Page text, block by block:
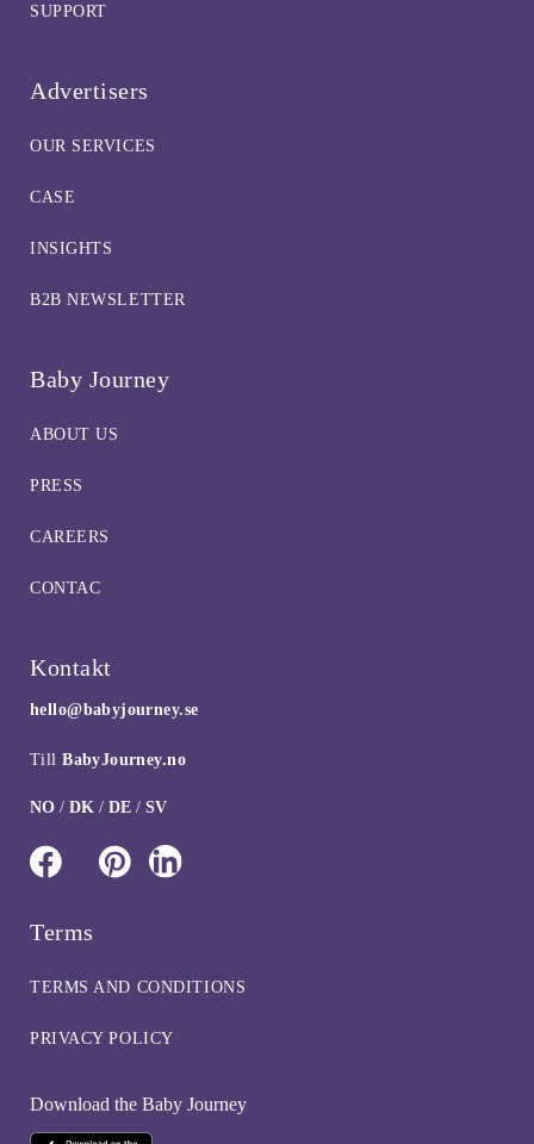
SUPPORT
Advertisers
OUR SERVICES
CASE
INSIGHTS
B2B NEWSLETTER
Baby Journey
ABOUT US
PRESS
CAREERS
CONTAC
Kontakt
hello@babyjourney.se
TillBabyJourney.no
NO / DK / DE / SV
Terms
TERMS AND CONDITIONS
PRIVACY POLICY
Download the Baby Journey